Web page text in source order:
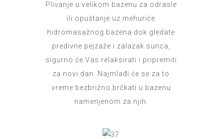
Plivanje u velikom bazenu za odrasle
ili opuštanje uz mehuriće
hidromasažnog bazena dok gledate
predivne pejzaže i zalazak sunca,
sigurno će Vas relaksirati i pripremiti
za novi dan. Najmlađi će se za to
vreme bezbrižno brčkati u bazenu
namenjenom za njih.